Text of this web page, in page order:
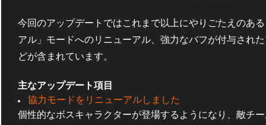
今回のアップデートではこれまで以上にやりごたえのあ
アル」モードへのリニューアル、強力なバフが付与され
どが含まれています。
主なアップデート項目
協力モードをリニューアルしました
個性的なボスキャラクターが登場するようになり、敵チ